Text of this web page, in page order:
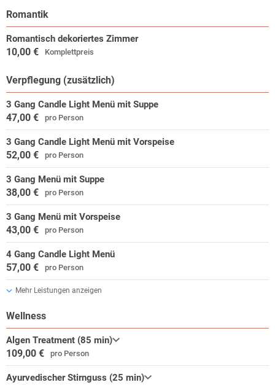
Romantik
Romantisch dekoriertes Zimmer
10,00 € Komplettpreis
Verpflegung (zusätzlich)
3 Gang Candle Light Menü mit Suppe
47,00 € pro Person
3 Gang Candle Light Menü mit Vorspeise
52,00 € pro Person
3 Gang Menü mit Suppe
38,00 € pro Person
3 Gang Menü mit Vorspeise
43,00 € pro Person
4 Gang Candle Light Menü
57,00 € pro Person
Mehr Leistungen anzeigen
Wellness
Algen Treatment (85 min)
109,00 € pro Person
Ayurvedischer Stirnguss (25 min)